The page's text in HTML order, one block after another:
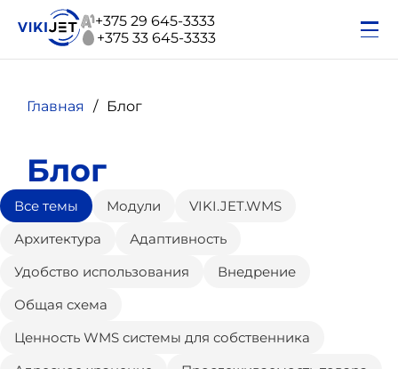
+375 29 645-3333
+375 33 645-3333
Главная Блог
Блог
Все темы Модули
VIKI.JET.WMS
Архитектура
Адаптивность
Удобство использования
Внедрение
Общая схема
Ценность WMS системы для собственника